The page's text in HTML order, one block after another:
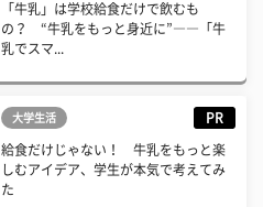
「牛乳」は学校給食だけで飲むも
の？ “牛乳をもっと身近に”――「牛
乳でスマ...
大学生活 PR
給食だけじゃない！ 牛乳をもっと楽
しむアイデア、学生が本気で考えてみ
た